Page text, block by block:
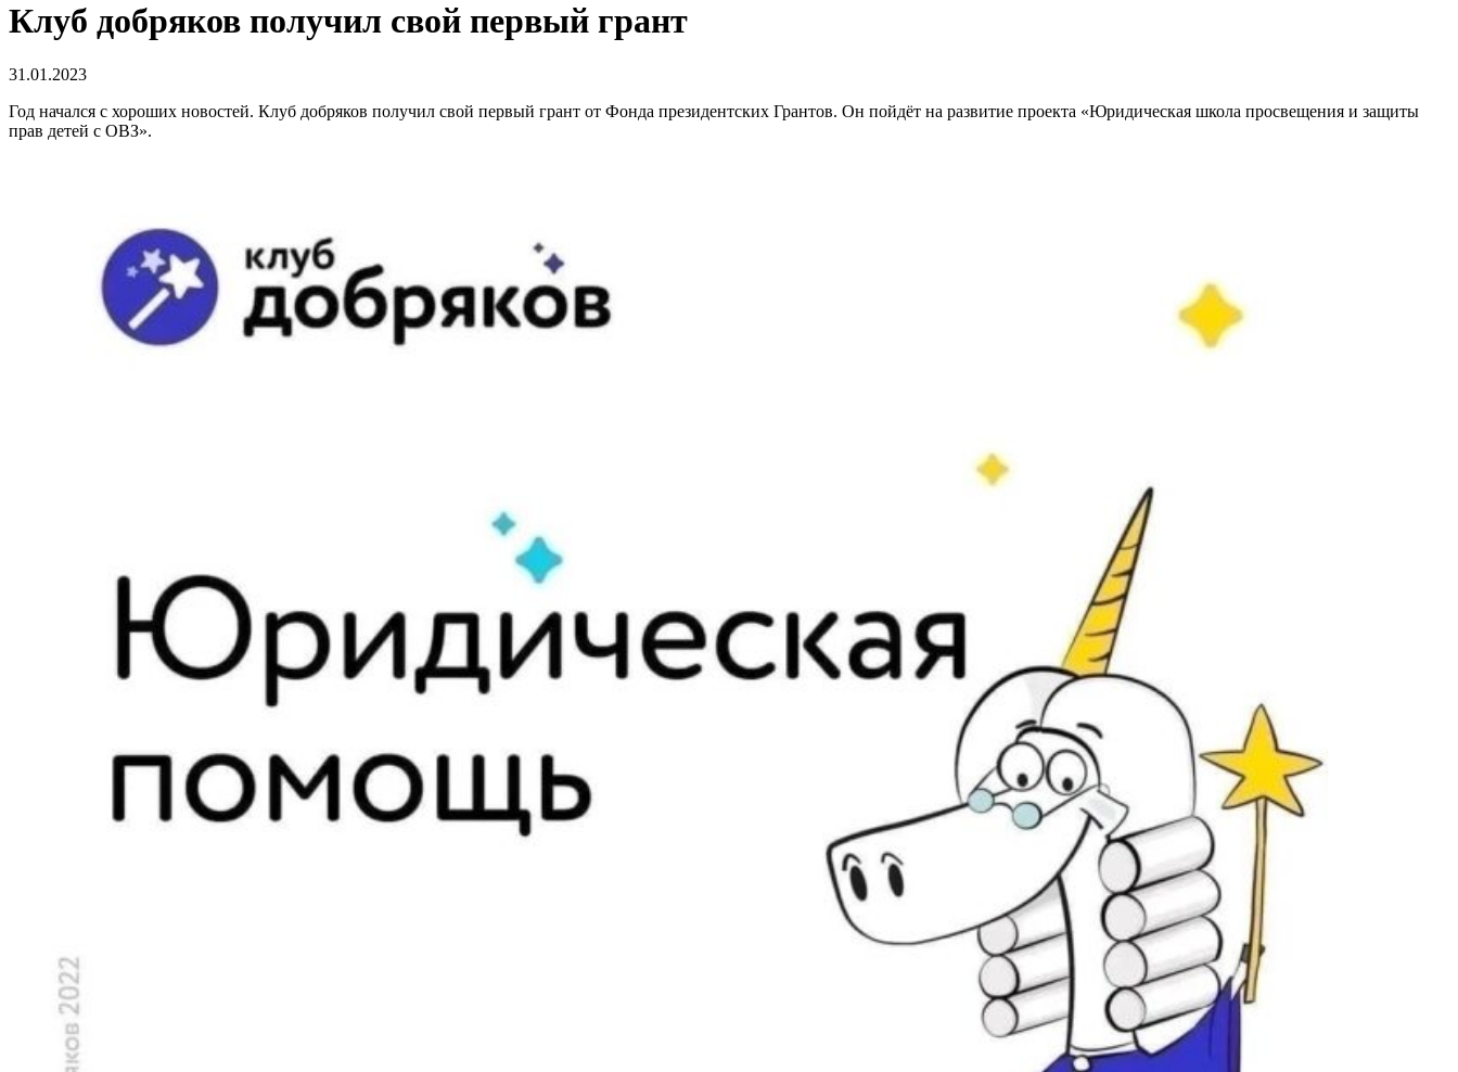
Клуб добряков получил свой первый грант
31.01.2023
Год начался с хороших новостей. Клуб добряков получил свой первый грант от Фонда президентских Грантов. Он пойдёт на развитие проекта «Юридическая школа просвещения и защиты
прав детей с ОВЗ».